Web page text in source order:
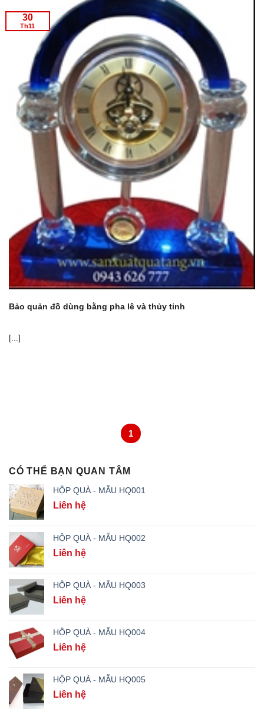
Bảo quản đồ dùng bằng pha lê và thủy tinh
[...]
30
Th11
1
CÓ THỂ BẠN QUAN TÂM
HỘP QUÀ - MẪU HQ001
Liên hệ
HỘP QUÀ - MẪU HQ002
Liên hệ
HỘP QUÀ - MẪU HQ003
Liên hệ
HỘP QUÀ - MẪU HQ004
Liên hệ
HỘP QUÀ - MẪU HQ005
Liên hệ